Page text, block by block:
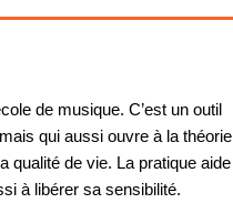
de musique. C’est un outil
qui aussi ouvre à la théorie
qualité de vie. La pratique aide
à libérer sa sensibilité.